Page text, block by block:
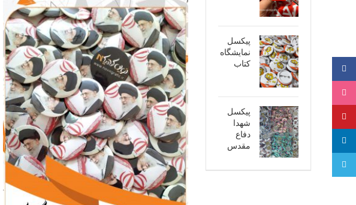
پیکسل
نمایشگاه
کتاب
پیکسل
شهدا
دفاع
مقدس
فیسبوک
اینستاگرام
پینترست
لینکدین
تلگرام